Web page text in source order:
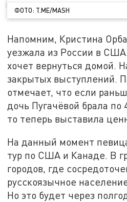
ФОТО: T.ME/MASH
Напомним, Кристина
уезжала из России в
хочет вернуться домой.
закрытых выступлений.
отмечает, что если
дочь Пугачёвой брала по
то теперь выставила
На данный момент
тур по США и Канаде. В
городов, где
русскоязычное
Но это будет через